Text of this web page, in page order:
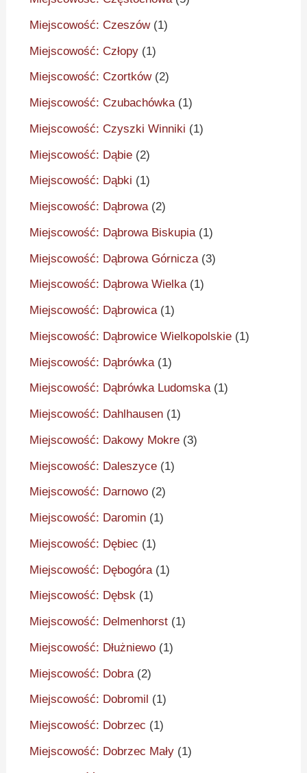
Miejscowość: Czeszów(1)
Miejscowość: Człopy (1)
Miejscowość: Czortków(2)
Miejscowość: Czubachówka(1)
Miejscowość: Czyszki Winniki (1)
Miejscowość: Dąbie (2)
Miejscowość: Dąbki (1)
Miejscowość: Dąbrowa(2)
Miejscowość: Dąbrowa Biskupia(1)
Miejscowość: Dąbrowa Górnicza (3)
Miejscowość: Dąbrowa Wielka(1)
Miejscowość: Dąbrowica(1)
Miejscowość: Dąbrowice Wielkopolskie (1)
Miejscowość: Dąbrówka (1)
Miejscowość: Dąbrówka Ludomska(1)
Miejscowość: Dahlhausen (1)
Miejscowość: Dakowy Mokre (3)
Miejscowość: Daleszyce (1)
Miejscowość: Darnowo (2)
Miejscowość: Daromin (1)
Miejscowość: Dębiec (1)
Miejscowość: Dębogóra (1)
Miejscowość: Dębsk (1)
Miejscowość: Delmenhorst (1)
Miejscowość: Dłużniewo (1)
Miejscowość: Dobra (2)
Miejscowość: Dobromil (1)
Miejscowość: Dobrzec (1)
Miejscowość: Dobrzec Mały (1)